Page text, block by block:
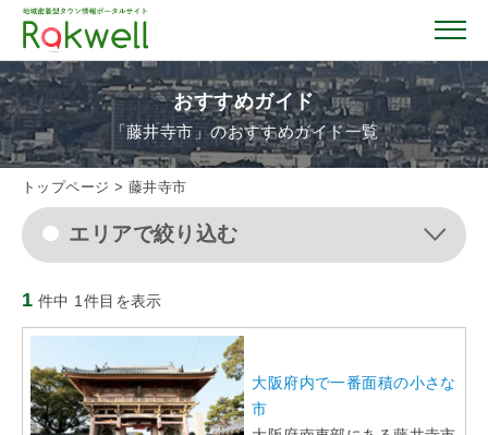
トップページ
お店を探す
イベント情報
クーポン情報
おすすめガイド
「藤井寺市」のおすすめガイド一覧
トップページ > 藤井寺市
エリアで絞り込む
1 件中 1件目を表示
大阪府内で一番面積の小さな
市